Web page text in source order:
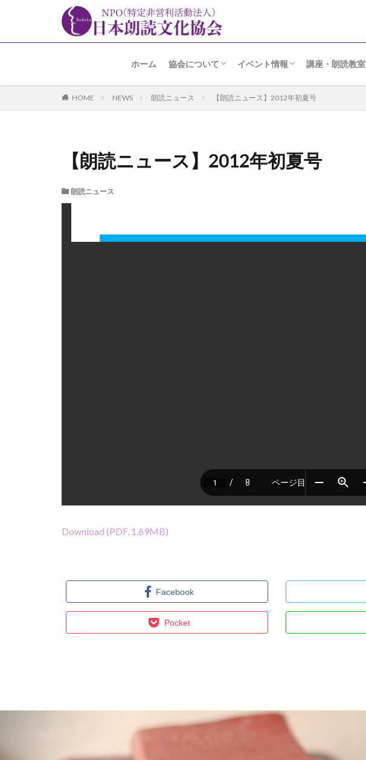
ホーム 協会について
名誉会長 加賀美先生よりメッセージ
趣旨・経緯
あゆみ
事業内容
アクセス
イベント情報
朗読の日
朗読コンクール・座談会
アラカルト
高輪朗読会
その他
講座・朗読教室
HOME NEWS 朗読ニュース 【朗読ニュース】2012年初夏号
【朗読ニュース】2012年初夏号
朗読ニュース
Download (PDF, 1.69MB)
Facebook
Pocket